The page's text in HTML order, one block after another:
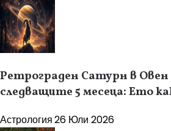
Ретрограден Сатурн в Овен
следващите 5 месеца: Ето
Астрология26 Юли 2026